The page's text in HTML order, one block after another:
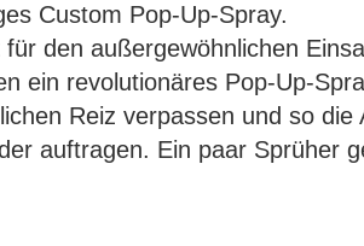
Custom Pop-Up-Spray.
den außergewöhnlichen
ein revolutionäres Pop-Up-
Reiz verpassen und so
auftragen. Ein paar Sprüher